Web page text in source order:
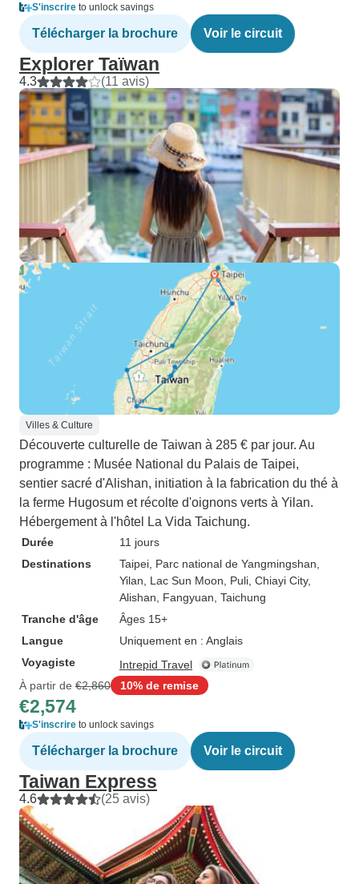
S'inscrire to unlock savings
Télécharger la brochure Voir le circuit
Explorer Taïwan
4.3 (11 avis)
Villes & Culture
Découverte culturelle de Taiwan à 285 € par jour. Au
programme : Musée National du Palais de Taipei,
sentier sacré d'Alishan, initiation à la fabrication du thé à
la ferme Hugosum et récolte d'oignons verts à Yilan.
Hébergement à l'hôtel La Vida Taichung.
Durée
11 jours
Destinations
Taipei , Parc national de Yangmingshan
Yilan , Lac Sun Moon , Puli , Chiayi City,
Alishan , Fangyuan , Taichung
Tranche d'âge
Âges 15+
Langue
Uniquement en : Anglais
Voyagiste
Intrepid Travel
À partir de €2,860 10% de remise
€2,574
S'inscrire to unlock savings
Télécharger la brochure Voir le circuit
Taiwan Express
4.6 (25 avis)